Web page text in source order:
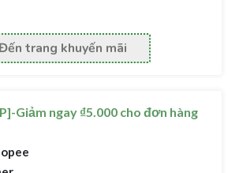
trang khuyến mãi
Giảm ngay ₫5.000 cho đơn hàng